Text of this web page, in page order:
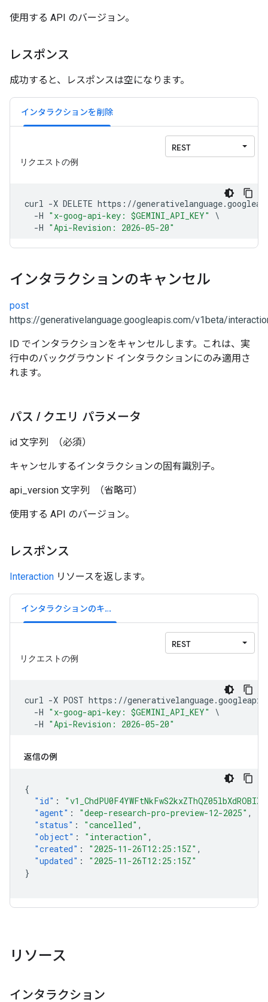
使用する API のバージョン。
レスポンス
成功すると、レスポンスは空になります。
インタラクションを削除
インタラクションのキャンセル
post
https://generativelanguage.googleapis.com/v1beta/
ID でインタラクションをキャンセルします。これは、実
行中のバックグラウンド インタラクションにのみ適用さ
れます。
パス /クエリ パラメータ
id 文字列 （必須）
キャンセルするインタラクションの固有識別子。
api_version 文字列 （省略可）
使用する API のバージョン。
レスポンス
Interaction リソースを返します。
インタラクションのキャンセル
返信の例
{
"id" :
"agent" : "deep-research-pro-preview-12-2025" ,
"status" : "cancelled" ,
"object" : "interaction" ,
"created" : "2025-11-26T12:25:15Z" ,
"updated" :
"2025-11-26T12:25:15Z"
}
リソース
インタラクション